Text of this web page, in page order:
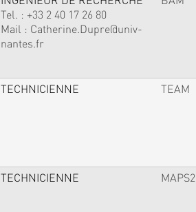
Tel. : +33 2 40 17 26 80
Mail : Catherine.Dupre@univ-
nantes.fr
TECHNICIENNE TEAM
TECHNICIENNE MAPS2